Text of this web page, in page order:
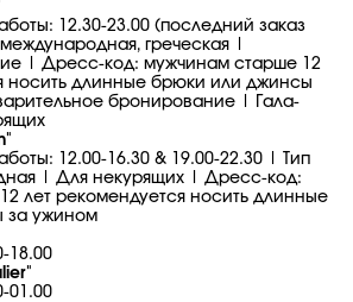
12.30-23.00 (последний заказ
греческая |
| Дресс-код: мужчинам старше 12
носить длинные брюки или джинсы
бронирование | Гала-
12.00-16.30 & 19.00-22.30 | Тип
| Для некурящих | Дресс-код:
лет рекомендуется носить длинные
за ужином
18.00
01.00